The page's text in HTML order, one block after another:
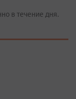
в течение дня.